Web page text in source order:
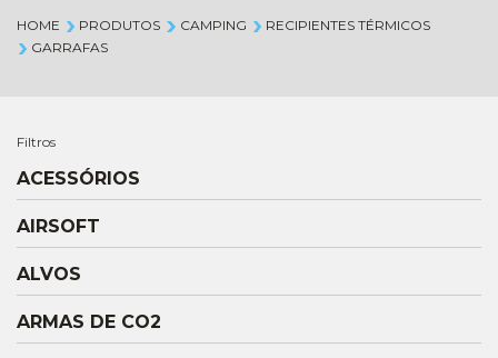
HOME PRODUTOS CAMPING
RECIPIENTES TÉRMICOS
GARRAFAS
Filtros
ACESSÓRIOS
AIRSOFT
ALVOS
ARMAS DE CO2